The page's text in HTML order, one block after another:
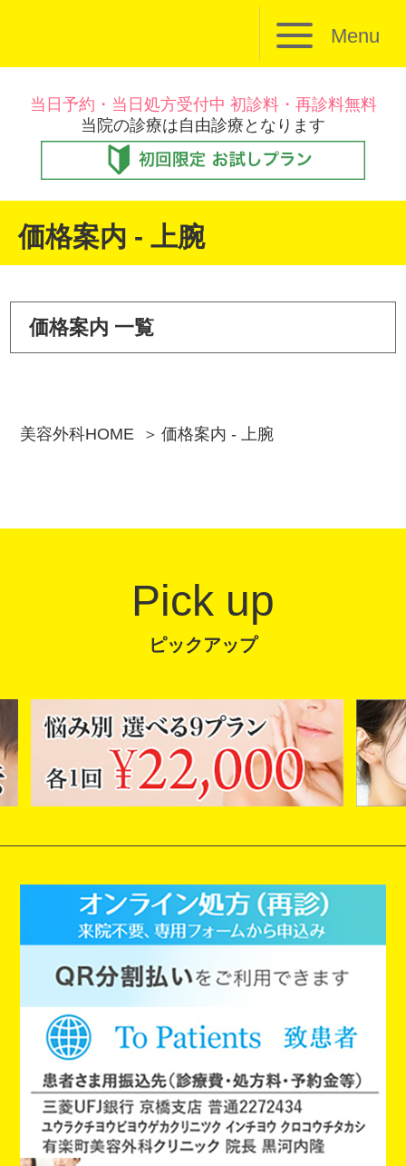
Menu
当日予約・当日処方受付中 初診料・再診料無料
当院の診療は自由診療となります
価格案内 - 上腕
価格案内 一覧
美容外科HOME 価格案内 - 上腕
Pick up
ピックアップ